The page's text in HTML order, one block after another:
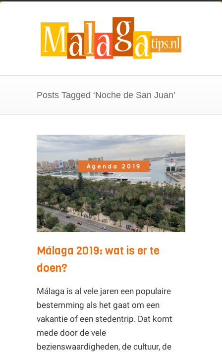
Posts Tagged ‘Noche de San Juan’
Málaga 2019: wat is er te
doen?
Málaga is al vele jaren een populaire
bestemming als het gaat om een
vakantie of een stedentrip. Dat komt
mede door de vele
bezienswaardigheden, de cultuur, de